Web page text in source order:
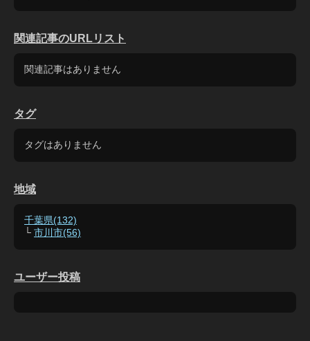
関連記事のURLリスト
関連記事はありません
タグ
タグはありません
地域
千葉県(132)
└ 市川市(56)
ユーザー投稿